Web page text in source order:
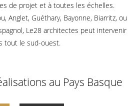
de projet et à toutes les échelles.
Anglet, Guéthary, Bayonne, Biarritz, ou
Le28 architectes peut intervenir
tout le sud-ouest.
au Pays Basque